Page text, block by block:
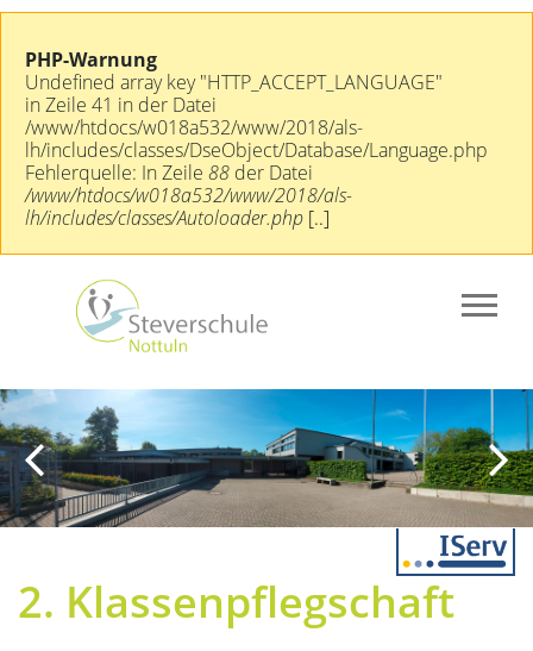
PHP-Warnung
Undefined array key "HTTP_ACCEPT_LANGUAGE"
in Zeile 41 in der Datei
/www/htdocs/w018a532/www/2018/als-
lh/includes/classes/DseObject/Database/Language.php
Fehlerquelle: In Zeile 88 der Datei
/www/htdocs/w018a532/www/2018/als-
lh/includes/classes/Autoloader.php [..]
2. Klassenpflegschaft